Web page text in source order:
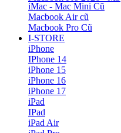
iMac - Mac Mini Cũ
Macbook Air cũ
Macbook Pro Cũ
I-STORE
iPhone
IPhone 14
iPhone 15
iPhone 16
iPhone 17
iPad
IPad
iPad Air